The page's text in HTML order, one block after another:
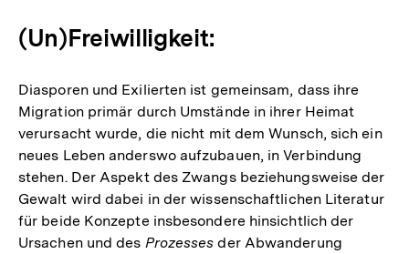
(Un)Freiwilligkeit:
Diasporen und Exilierten ist gemeinsam, dass ihre
Migration primär durch Umstände in ihrer Heimat
verursacht wurde, die nicht mit dem Wunsch, sich ein
neues Leben anderswo aufzubauen, in Verbindung
stehen. Der Aspekt des Zwangs beziehungsweise der
Gewalt wird dabei in der wissenschaftlichen Literatur
für beide Konzepte insbesondere hinsichtlich der
Ursachen und des Prozesses der Abwanderung